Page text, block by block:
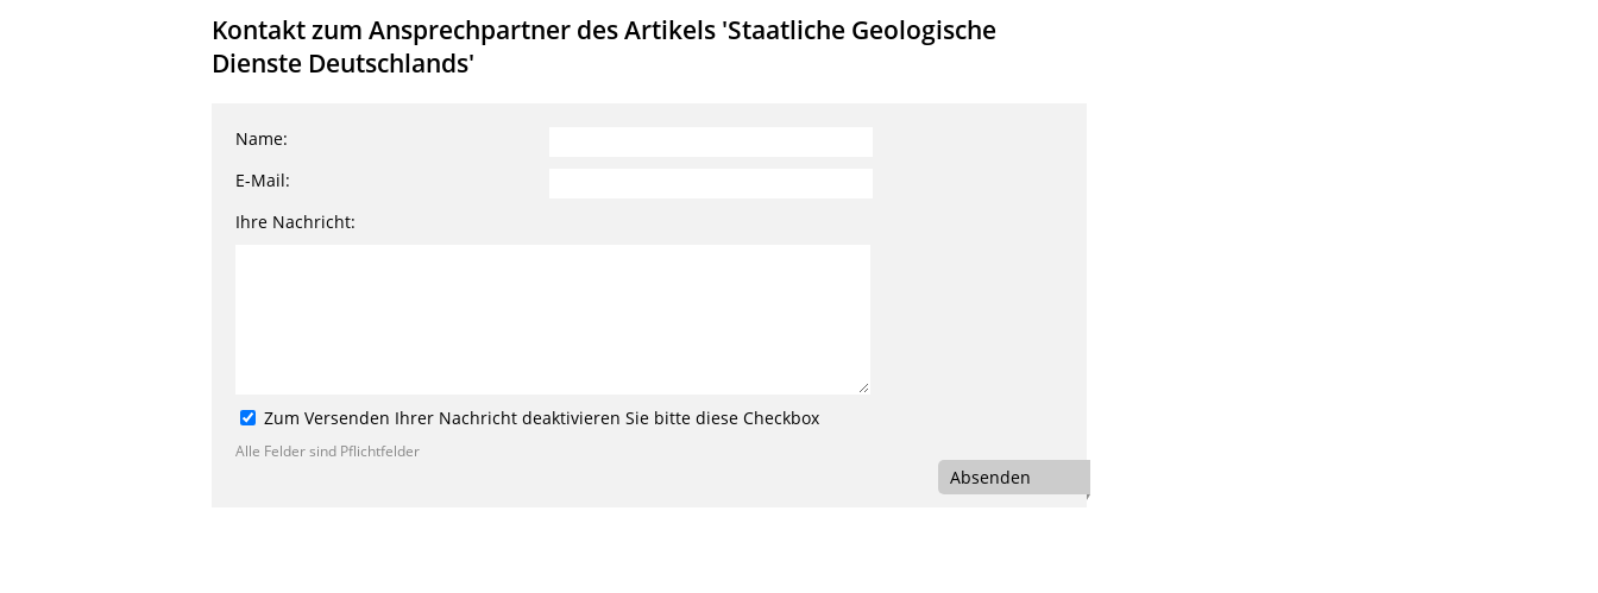
Kontakt zum Ansprechpartner des Artikels 'Staatliche Geologische
Dienste Deutschlands'
Name:
E-Mail:
Ihre Nachricht:
Zum Versenden Ihrer Nachricht deaktivieren Sie bitte diese Checkbox
Alle Felder sind Pflichtfelder
Absenden